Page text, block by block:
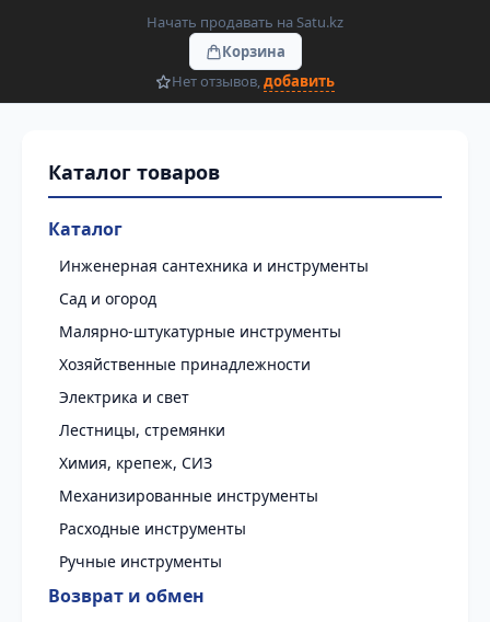
Начать продавать на Satu.kz
Корзина
Нет отзывов,добавить
Каталог
Инженерная сантехника и инструменты
Сад и огород
Малярно-штукатурные инструменты
Хозяйственные принадлежности
Электрика и свет
Лестницы, стремянки
Химия, крепеж, СИЗ
Механизированные инструменты
Расходные инструменты
Ручные инструменты
Возврат и обмен